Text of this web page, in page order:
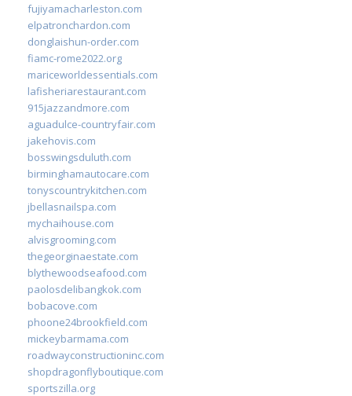
fujiyamacharleston.com
elpatronchardon.com
donglaishun-order.com
fiamc-rome2022.org
mariceworldessentials.com
lafisheriarestaurant.com
915jazzandmore.com
aguadulce-countryfair.com
jakehovis.com
bosswingsduluth.com
birminghamautocare.com
tonyscountrykitchen.com
jbellasnailspa.com
mychaihouse.com
alvisgrooming.com
thegeorginaestate.com
blythewoodseafood.com
paolosdelibangkok.com
bobacove.com
phoone24brookfield.com
mickeybarmama.com
roadwayconstructioninc.com
shopdragonflyboutique.com
sportszilla.org